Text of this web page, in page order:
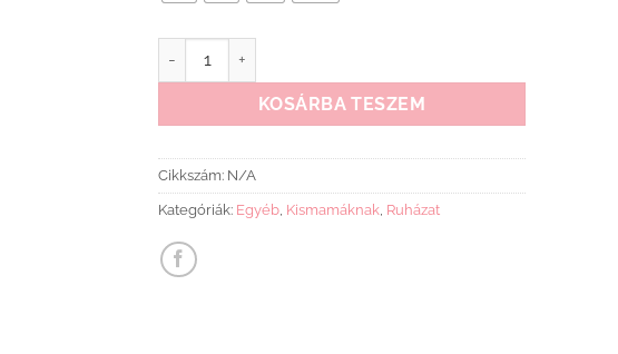
KOSÁRBA TESZEM
Cikkszám: N/A
Kategóriák: Egyéb Kismamáknak Ruházat